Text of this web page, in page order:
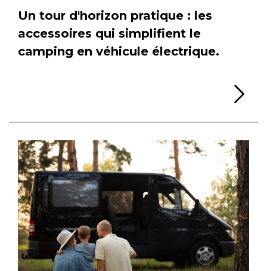
Un tour d'horizon pratique : les
accessoires qui simplifient le
camping en véhicule électrique.